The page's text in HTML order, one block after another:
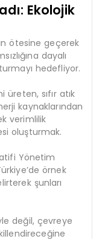
Ekolojik
ötesine geçerek
dayalı
hedefliyor.
sıfır atık
kaynaklarından
verimlilik
oluşturmak.
Yönetim
örnek
şunları
değil, çevreye